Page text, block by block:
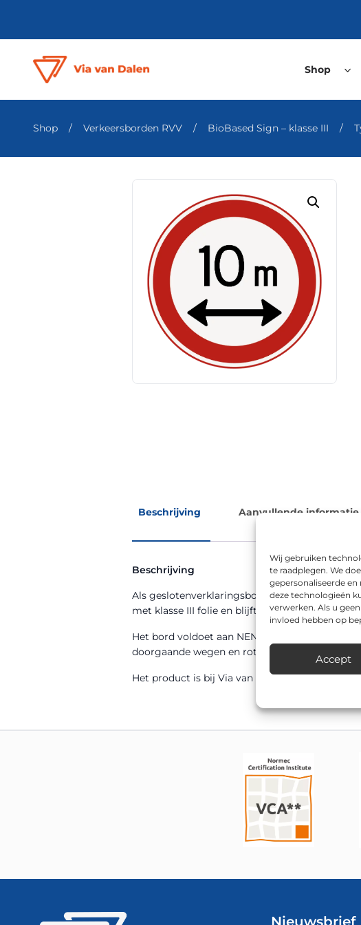
Wij gebruiken
te raadplegen. We
gepersonaliseerde
deze technologieën
verwerken. Als u
invloed hebben op
Accept
Shop
Shop / Verkeersborden RVV / BioBased Sign – klasse III /
Beschrijving Aanvullende informatie
Beschrijving
Als geslotenverklaringsbord zorgt RVV model
met klasse III folie en blijft daardoor ook ’s
Het bord voldoet aan NEN 12899-1 en is CE-
doorgaande wegen en rotondes tot
Het product is bij Via van Dalen uit voorraad
Nieuwsbrief